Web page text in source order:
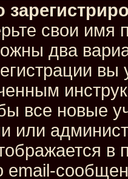
свои имя
два
все новые
или
в
email-